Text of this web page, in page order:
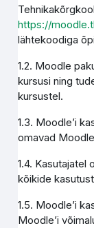
https://
lähtekoodiga
1.2. Moodle
kursusi ning
kursustel.
1.3. Moodle’i
omavad
1.4. Kasutajatel
kõikide
1.5. Moodle’i
Moodle’i